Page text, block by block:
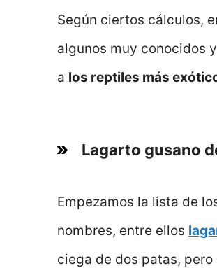
Según ciertos cálculos,
algunos muy conocidos
a los reptiles más
Lagarto gusano
Empezamos la lista de
nombres, entre ellos
ciega de dos patas,